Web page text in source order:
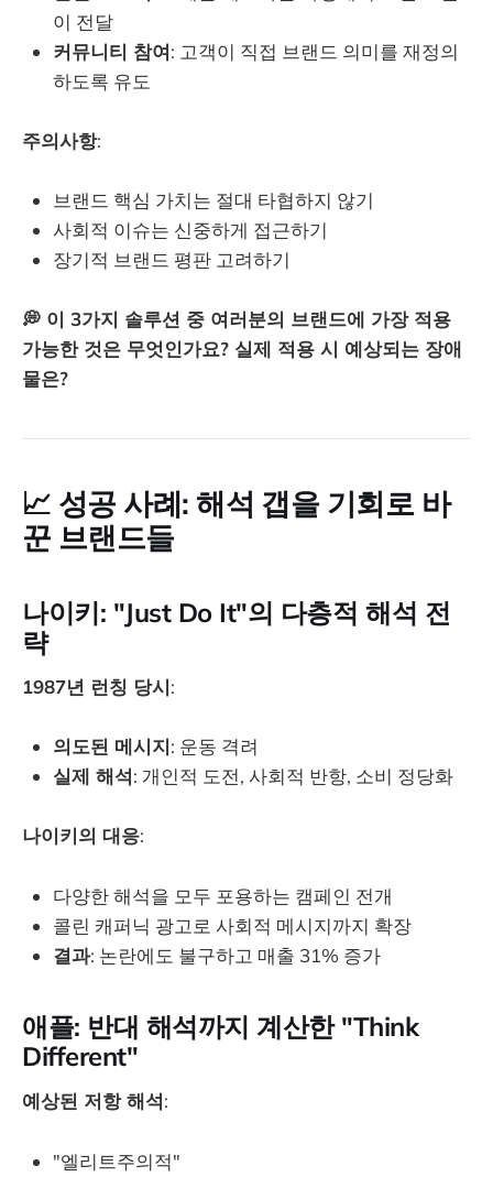
이 전달
커뮤니티 참여: 고객이 직접 브랜드 의미를 재정의
하도록 유도
주의사항:
브랜드 핵심 가치는 절대 타협하지 않기
사회적 이슈는 신중하게 접근하기
장기적 브랜드 평판 고려하기
💭 이 3가지 솔루션 중 여러분의 브랜드에 가장 적용
가능한 것은 무엇인가요? 실제 적용 시 예상되는 장애
물은?
📈 성공 사례: 해석 갭을 기회로 바
꾼 브랜드들
나이키: "Just Do It"의 다층적 해석 전
략
1987년 런칭 당시:
의도된 메시지: 운동 격려
실제 해석: 개인적 도전, 사회적 반항, 소비 정당화
나이키의 대응:
다양한 해석을 모두 포용하는 캠페인 전개
콜린 캐퍼닉 광고로 사회적 메시지까지 확장
결과: 논란에도 불구하고 매출 31% 증가
애플: 반대 해석까지 계산한 "Think
Different"
예상된 저항 해석:
"엘리트주의적"